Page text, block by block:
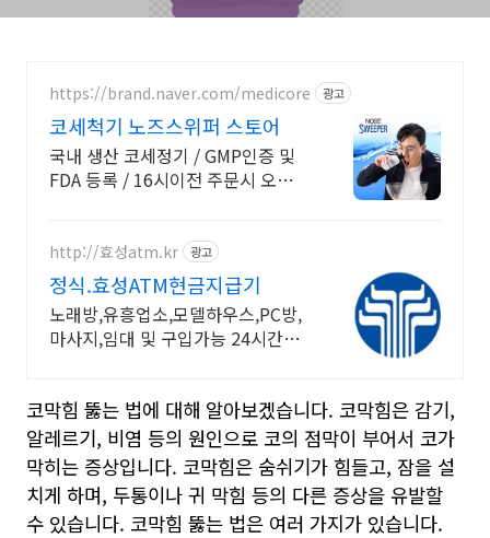
https://brand.naver.com/medicore 광고
코세척기 노즈스위퍼 스토어
국내 생산 코세정기 / GMP인증 및
FDA 등록 / 16시이전 주문시 오늘출
http://효성atm.kr 광고
정식.효성ATM현금지급기
노래방,유흥업소,모델하우스,PC방,
마사지,임대 및 구입가능 24시간콜
코막힘 뚫는 법에 대해 알아보겠습니다. 코막힘은 감기,
알레르기, 비염 등의 원인으로 코의 점막이 부어서 코가
막히는 증상입니다. 코막힘은 숨쉬기가 힘들고, 잠을 설
치게 하며, 두통이나 귀 막힘 등의 다른 증상을 유발할
수 있습니다. 코막힘 뚫는 법은 여러 가지가 있습니다.